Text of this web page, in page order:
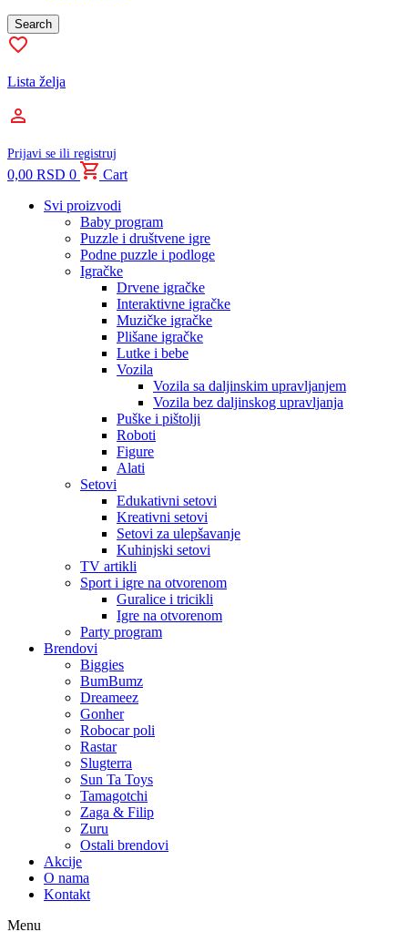
Search
Lista želja
Prijavi se ili registruj
0,00 RSD 0
Cart
Svi proizvodi
Baby program
Puzzle i društvene igre
Podne puzzle i podloge
Igračke
Drvene igračke
Interaktivne igračke
Muzičke igračke
Plišane igračke
Lutke i bebe
Vozila
Vozila sa daljinskim upravljanjem
Vozila bez daljinskog upravljanja
Puške i pištolji
Roboti
Figure
Alati
Setovi
Edukativni setovi
Kreativni setovi
Setovi za ulepšavanje
Kuhinjski setovi
TV artikli
Sport i igre na otvorenom
Guralice i tricikli
Igre na otvorenom
Party program
Brendovi
Biggies
BumBumz
Dreameez
Gonher
Robocar poli
Rastar
Slugterra
Sun Ta Toys
Tamagotchi
Zaga & Filip
Zuru
Ostali brendovi
Akcije
O nama
Kontakt
Menu